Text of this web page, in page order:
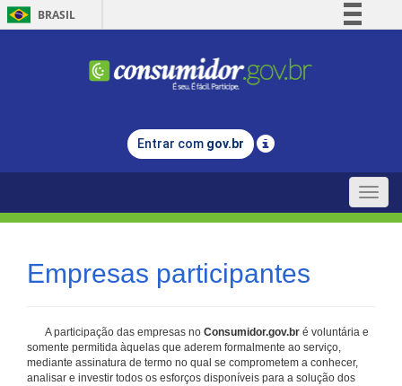
BRASIL
Comunica BR
Legislação
Entrar com gov.br
Toggle
Empresas participantes
A participação das empresas no Consumidor.gov.br é voluntária e
somente permitida àquelas que aderem formalmente ao serviço,
mediante assinatura de termo no qual se comprometem a conhecer,
analisar e investir todos os esforços disponíveis para a solução dos